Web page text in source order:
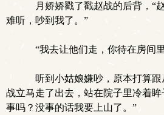
月娇娇戳了戳赵战的后背，“
难听，吵到我了。”
“我去让他们走，你待在房间
听到小姑娘嫌吵，原本打算跟
战立马走了出去，站在院子里冷着
事吗？没事的话我要上山了。”